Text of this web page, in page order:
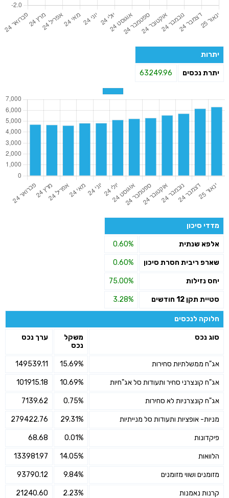
יתרות
יתרת נכסים 63249.96
מדדי סיכון
אלפא שנתית 0.60%
שארפ ריבית חסרת סיכון 0.60%
יחס נזילות 75.00%
סטיית תקן 12 חודשים 3.28%
חלוקה לנכסים
סוג נכס
משקל
נכס
ערך נכס
אג"ח ממשלתיות סחירות 15.69%
149539.11
אג"ח קונצרני סחיר ותעודות סל אג"חיות 10.69%
101915.18
אג"ח קונצרניות לא סחירות 0.75%
7139.62
מניות- אופציות ותעודות סל מנייתיות 29.31%
279422.76
פיקדונות 0.01%
68.68
הלוואות 14.05%
133981.97
מזומנים ושווי מזומנים 9.84%
93790.12
קרנות נאמנות 2.23%
21240.60